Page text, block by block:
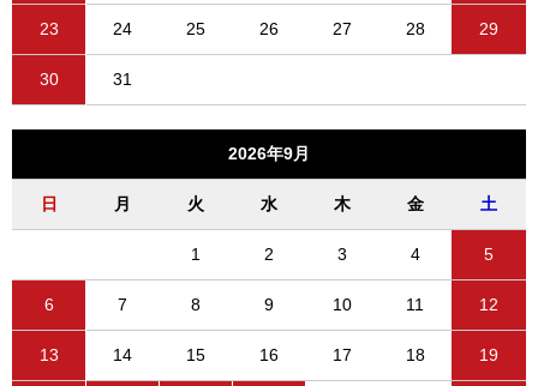
23 24 25 26 27 28 29
30 31
2026年9月
日 月 火 水 木 金 土
1 2 3 4 5
6 7 8 9 10 11 12
13 14 15 16 17 18 19